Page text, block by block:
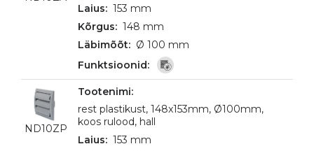
153 mm
148 mm
Ø 100 mm
ND10ZP
rest plastikust, 148x153mm, Ø100mm,
koos rulood, hall
153 mm